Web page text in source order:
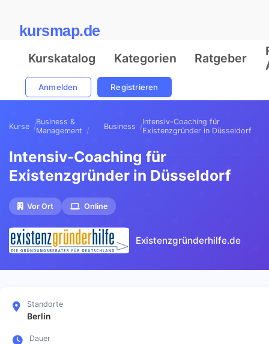
kursmap.de
Kurskatalog Kategorien Ratgeber
Anmelden Registrieren
Kurse
Business &
Management
Business
Intensiv-Coaching für
Existenzgründer in Düsseldorf
Intensiv-Coaching für
Existenzgründer in Düsseldorf
Vor Ort Online
Existenzgründerhilfe.de
Standorte
Berlin
Dauer